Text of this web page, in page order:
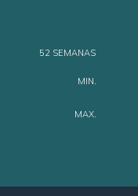
52 SEMANAS
MIN.
MAX.